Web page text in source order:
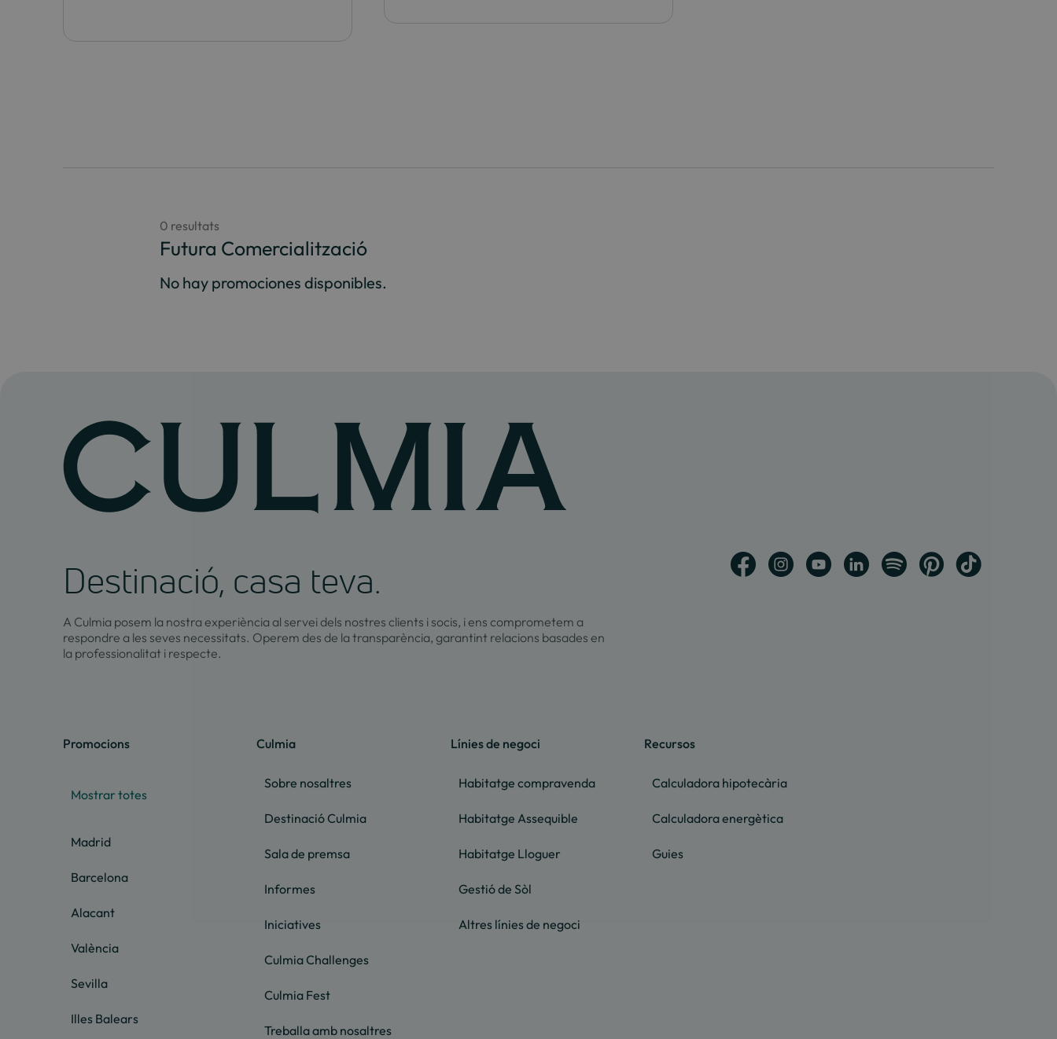
0 resultats
Futura Comercialització
No hay promociones disponibles.
Destinació, casa teva.
A Culmia posem la nostra experiència al servei dels nostres clients i socis, i ens comprometem a
respondre a les seves necessitats. Operem des de la transparència, garantint relacions basades en
la professionalitat i respecte.
Promocions
Mostrar totes
Madrid
Barcelona
Alacant
València
Sevilla
Illes Balears
Culmia
Sobre nosaltres
Destinació Culmia
Sala de premsa
Informes
Iniciatives
Culmia Challenges
Culmia Fest
Treballa amb nosaltres
Línies de negoci
Habitatge compravenda
Habitatge Assequible
Habitatge Lloguer
Gestió de Sòl
Altres línies de negoci
Recursos
Calculadora hipotecària
Calculadora energètica
Guies